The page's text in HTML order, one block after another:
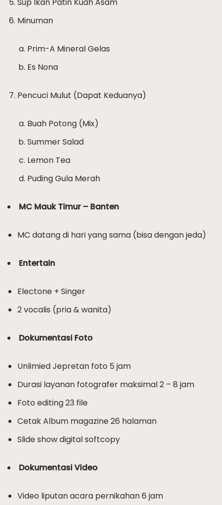
Sup Ikan Patin Kuah Asam
Minuman
Prim-A Mineral Gelas
Es Nona
Pencuci Mulut (Dapat Keduanya)
Buah Potong (Mix)
Summer Salad
Lemon Tea
Puding Gula Merah
MC Mauk Timur – Banten
MC datang di hari yang sama (bisa dengan jeda)
Entertain
Electone + Singer
2 vocalis (pria & wanita)
Dokumentasi Foto
Unlimied Jepretan foto 5 jam
Durasi layanan fotografer maksimal 2 – 8 jam
Foto editing 23 file
Cetak Album magazine 26 halaman
Slide show digital softcopy
Dokumentasi Video
Video liputan acara pernikahan 6 jam